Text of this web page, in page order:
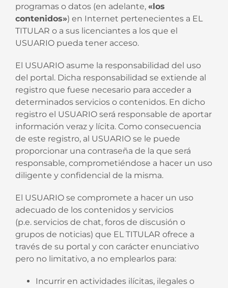
programas o datos (en adelante, «los
contenidos») en Internet pertenecientes a EL
TITULAR o a sus licenciantes a los que el
USUARIO pueda tener acceso.
El USUARIO asume la responsabilidad del uso
del portal. Dicha responsabilidad se extiende al
registro que fuese necesario para acceder a
determinados servicios o contenidos. En dicho
registro el USUARIO será responsable de aportar
información veraz y lícita. Como consecuencia
de este registro, al USUARIO se le puede
proporcionar una contraseña de la que será
responsable, comprometiéndose a hacer un uso
diligente y confidencial de la misma.
El USUARIO se compromete a hacer un uso
adecuado de los contenidos y servicios
(p.e. servicios de chat, foros de discusión o
grupos de noticias) que EL TITULAR ofrece a
través de su portal y con carácter enunciativo
pero no limitativo, a no emplearlos para:
Incurrir en actividades ilícitas, ilegales o